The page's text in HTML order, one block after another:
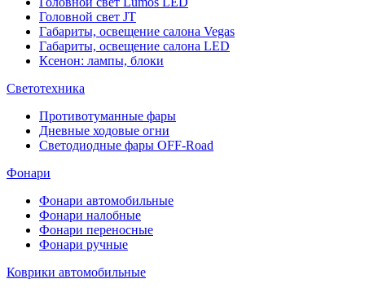
Головной свет JT
Габариты, освещение салона Vegas
Габариты, освещение салона LED
Ксенон: лампы, блоки
Светотехника
Противотуманные фары
Дневные ходовые огни
Светодиодные фары OFF-Road
Фонари
Фонари автомобильные
Фонари налобные
Фонари переносные
Фонари ручные
Коврики автомобильные